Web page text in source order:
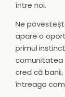
între noi.
Ne
apare o
primul
comunitatea
cred că
întreaga